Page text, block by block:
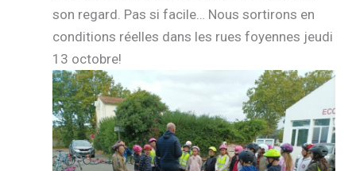
son regard. Pas si facile… Nous sortirons en
conditions réelles dans les rues foyennes jeudi
13 octobre!